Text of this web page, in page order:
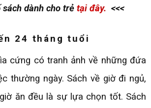
sách dành cho trẻ tại đây. <<<
24 tháng tuổi
cứng có tranh ảnh về những đứa
thường ngày. Sách về giờ đi ngủ,
ăn đều là sự lựa chọn tốt. Sách